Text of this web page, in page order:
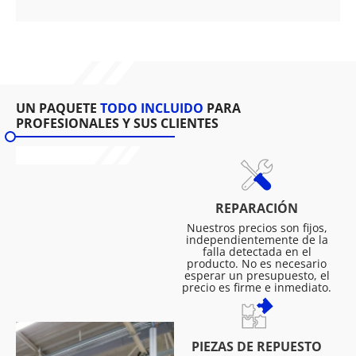
UN PAQUETE TODO INCLUIDO PARA
PROFESIONALES Y SUS CLIENTES
REPARACIÓN
Nuestros precios son fijos,
independientemente de la
falla detectada en el
producto. No es necesario
esperar un presupuesto, el
precio es firme e inmediato.
PIEZAS DE REPUESTO